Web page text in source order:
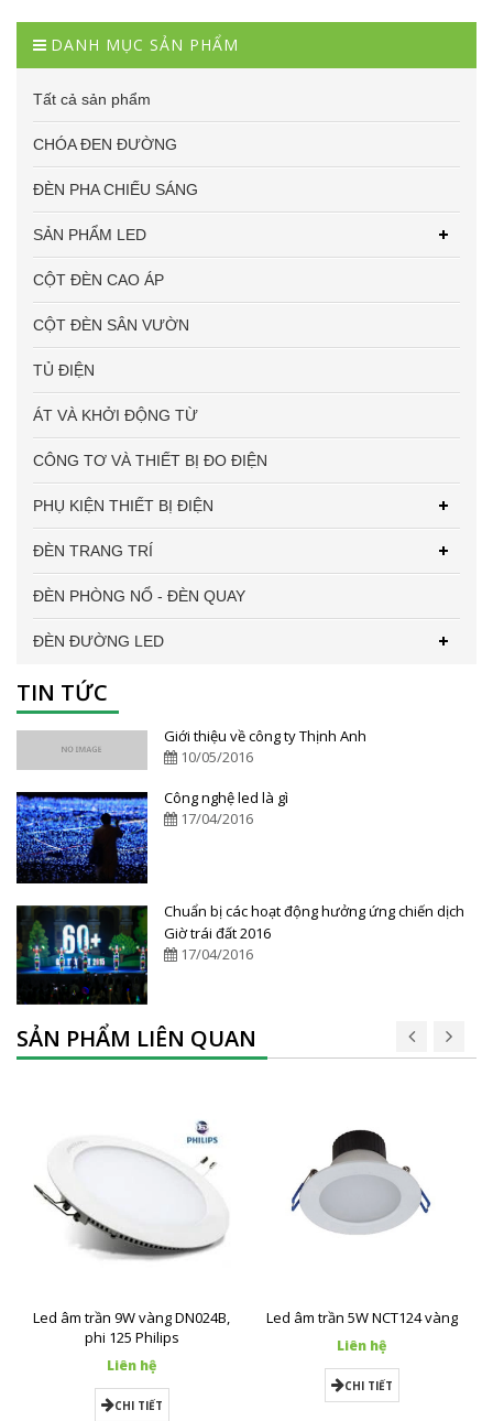
DANH MỤC SẢN PHẨM
Tất cả sản phẩm
CHÓA ĐEN ĐƯỜNG
ĐÈN PHA CHIẾU SÁNG
SẢN PHẨM LED
CỘT ĐÈN CAO ÁP
CỘT ĐÈN SÂN VƯỜN
TỦ ĐIỆN
ÁT VÀ KHỞI ĐỘNG TỪ
CÔNG TƠ VÀ THIẾT BỊ ĐO ĐIỆN
PHỤ KIỆN THIẾT BỊ ĐIỆN
ĐÈN TRANG TRÍ
ĐÈN PHÒNG NỔ - ĐÈN QUAY
ĐÈN ĐƯỜNG LED
TIN TỨC
Giới thiệu về công ty Thịnh Anh
10/05/2016
Công nghệ led là gì
17/04/2016
Chuẩn bị các hoạt động hưởng ứng chiến dịch
Giờ trái đất 2016
17/04/2016
SẢN PHẨM LIÊN QUAN
Led âm trần 9W vàng DN024B,
phi 125 Philips
Liên hệ
CHI TIẾT
Led âm trần 5W NCT124 vàng
Liên hệ
CHI TIẾT